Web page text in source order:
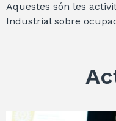
Aquestes són les
Industrial sobre